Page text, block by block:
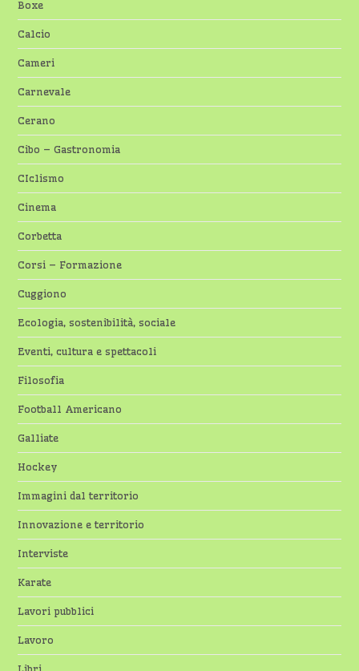
Boxe
Calcio
Cameri
Carnevale
Cerano
Cibo – Gastronomia
CIclismo
Cinema
Corbetta
Corsi – Formazione
Cuggiono
Ecologia, sostenibilità, sociale
Eventi, cultura e spettacoli
Filosofia
Football Americano
Galliate
Hockey
Immagini dal territorio
Innovazione e territorio
Interviste
Karate
Lavori pubblici
Lavoro
Libri